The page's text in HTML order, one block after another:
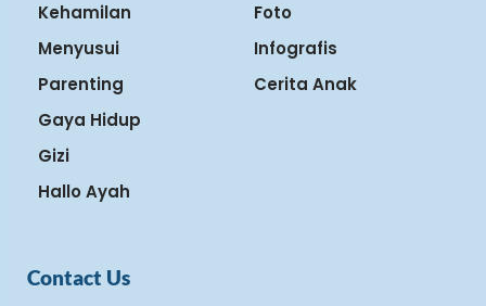
Kehamilan
Menyusui
Parenting
Gaya Hidup
Gizi
Hallo Ayah
Foto
Infografis
Cerita Anak
Contact Us